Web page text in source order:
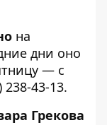
на
дни оно
— с
43-13.
Грекова